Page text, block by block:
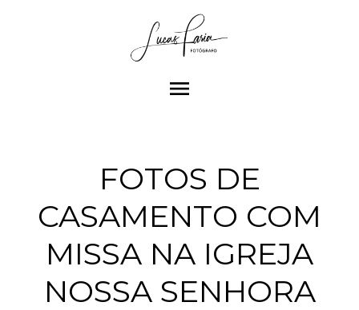
menu
FOTOS DE
CASAMENTO COM
MISSA NA IGREJA
NOSSA SENHORA